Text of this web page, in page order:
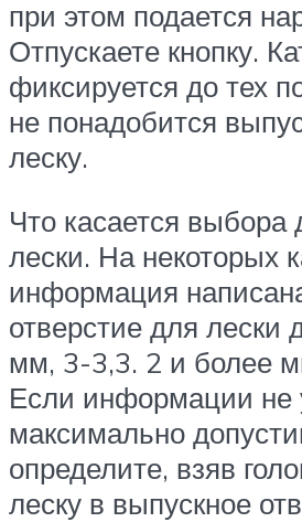
при этом подается
Отпускаете кнопку.
фиксируется до тех
не понадобится
леску.
Что касается выбора
лески. На некоторых
информация
отверстие для лески
мм, 3-3,3. 2 и более
Если информации не
максимально
определите, взяв
леску в выпускное